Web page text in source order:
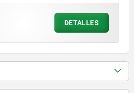
DETALLES